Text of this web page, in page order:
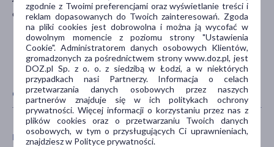
office@icbpharma.com
CECHY PRODUKTU
PŁEĆ WIEK
zgodnie z Twoimi preferencjami oraz wyświetlanie treści i
reklam dopasowanych do Twoich zainteresowań. Zgoda
na pliki cookies jest dobrowolna i można ją wycofać w
dowolnym momencie z poziomu strony "Ustawienia
Cookie". Administratorem danych osobowych Klientów,
gromadzonych za pośrednictwem strony www.doz.pl, jest
DOZ.pl Sp. z o. o. z siedzibą w Łodzi, a w niektórych
przypadkach nasi Partnerzy. Informacja o celach
przetwarzania danych osobowych przez naszych
partnerów znajduje się w ich politykach ochrony
prywatności. Więcej informacji o korzystaniu przez nas z
plików cookies oraz o przetwarzaniu Twoich danych
osobowych, w tym o przysługujących Ci uprawnieniach,
znajdziesz w Polityce prywatności.